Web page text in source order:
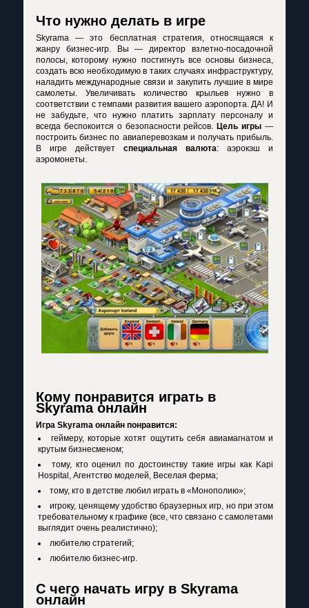
Что нужно делать в игре
Skyrama — это бесплатная стратегия, относящаяся к
жанру бизнес-игр. Вы — директор взлетно-посадочной
полосы, которому нужно постигнуть все основы бизнеса,
создать всю необходимую в таких случаях инфраструктуру,
наладить международные связи и закупить лучшие в мире
самолеты. Увеличивать количество крыльев нужно в
соответствии с темпами развития вашего аэропорта. ДА! И
не забудьте, что нужно платить зарплату персоналу и
всегда беспокоится о безопасности рейсов.Цель игры —
построить бизнес по авиаперевозкам и получать прибыль.
В игре действует специальная валюта: аэрокэш и
аэромонеты.
Кому понравится играть в
Skyrama онлайн
Игра Skyrama онлайн понравится:
геймеру, которые хотят ощутить себя авиамагнатом и
крутым бизнесменом;
тому, кто оценил по достоинству такие игры как Kapi
Hospital, Агентство моделей, Веселая ферма;
тому, кто в детстве любил играть в «Монополию»;
игроку, ценящему удобство браузерных игр, но при этом
требовательному к графике (все, что связано с самолетами
выглядит очень реалистично);
любителю стратегий;
любителю бизнес-игр.
С чего начать игру в Skyrama
онлайн